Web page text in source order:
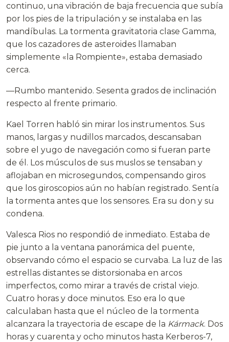
continuo, una vibración de baja frecuencia que subía
por los pies de la tripulación y se instalaba en las
mandíbulas. La tormenta gravitatoria clase Gamma,
que los cazadores de asteroides llamaban
simplemente «la Rompiente», estaba demasiado
cerca.
—Rumbo mantenido. Sesenta grados de inclinación
respecto al frente primario.
Kael Torren habló sin mirar los instrumentos. Sus
manos, largas y nudillos marcados, descansaban
sobre el yugo de navegación como si fueran parte
de él. Los músculos de sus muslos se tensaban y
aflojaban en microsegundos, compensando giros
que los giroscopios aún no habían registrado. Sentía
la tormenta antes que los sensores. Era su don y su
condena.
Valesca Rios no respondió de inmediato. Estaba de
pie junto a la ventana panorámica del puente,
observando cómo el espacio se curvaba. La luz de las
estrellas distantes se distorsionaba en arcos
imperfectos, como mirar a través de cristal viejo.
Cuatro horas y doce minutos. Eso era lo que
calculaban hasta que el núcleo de la tormenta
alcanzara la trayectoria de escape de la Kármack. Dos
horas y cuarenta y ocho minutos hasta Kerberos-7,